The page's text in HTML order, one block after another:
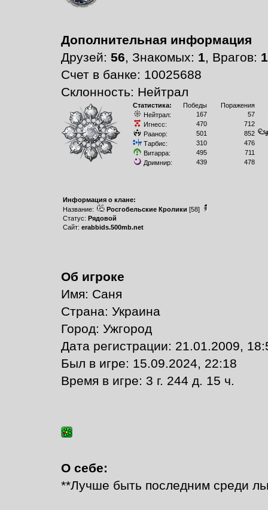
Дополнительная информация
Друзей: 56, Знакомых: 1, Врагов: 1
Счет в банке: 10025688
Склонность: Нейтрал
Статистика: Победы
Поражения
Нейтрал:
167
57
Игнесс:
470
712
Раанор:
501
852
Тарбис:
310
476
Витарра:
495
711
Дримнир:
439 478
Информация о клане:
Название:
Росгобельские Кролики [58]
Статус: Рядовой
Сайт: erabbids.500mb.net
Об игроке
Имя: Саня
Страна: Украина
Город: Ужгород
Дата регистрации: 21.01.2009,
Был в игре: 15.09.2024, 22:18
Время в игре: 3 г. 244 д. 15 ч.
О себе:
**Лучше быть последним среди